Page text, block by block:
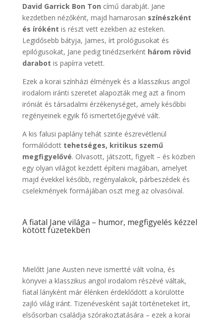
David Garrick Bon Ton című darabját. Jane
kezdetben nézőként, majd hamarosan színészként
és íróként is részt vett ezekben az esteken.
Legidősebb bátyja, James, írt prológusokat és
epilógusokat, Jane pedig tinédzserként három rövid
darabot is papírra vetett.
Ezek a korai színházi élmények és a klasszikus angol
irodalom iránti szeretet alapozták meg azt a finom
iróniát és társadalmi érzékenységet, amely későbbi
regényeinek egyik fő ismertetőjegyévé vált.
A kis falusi paplány tehát szinte észrevétlenül
formálódott tehetséges, kritikus szemű
megfigyelővé. Olvasott, játszott, figyelt – és közben
egy olyan világot kezdett építeni magában, amelyet
majd évekkel később, regényalakok, párbeszédek és
cselekmények formájában oszt meg az olvasóival.
A fiatal Jane világa – humor, megfigyelés kézzel
kötött füzetekben
Mielőtt Jane Austen neve ismertté vált volna, és
könyvei a klasszikus angol irodalom részévé váltak,
fiatal lányként már élénken érdeklődött a körülötte
zajló világ iránt. Tizenévesként saját történeteket írt,
elsősorban családja szórakoztatására – ezek a korai